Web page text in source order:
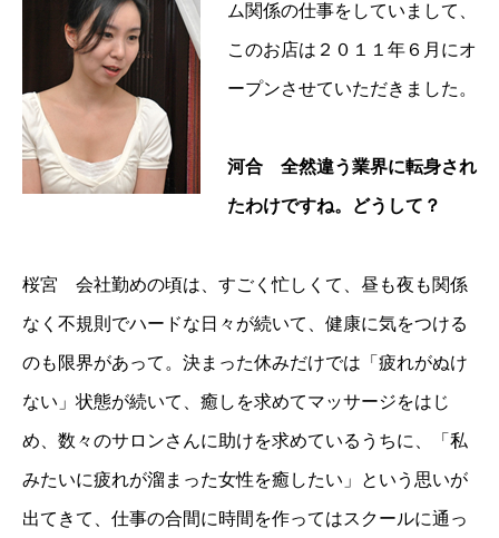
ム関係の仕事をしていまして、
このお店は２０１１年６月にオ
ープンさせていただきました。
河合 全然違う業界に転身され
たわけですね。どうして？
桜宮 会社勤めの頃は、すごく忙しくて、昼も夜も関係
なく不規則でハードな日々が続いて、健康に気をつける
のも限界があって。決まった休みだけでは「疲れがぬけ
ない」状態が続いて、癒しを求めてマッサージをはじ
め、数々のサロンさんに助けを求めているうちに、「私
みたいに疲れが溜まった女性を癒したい」という思いが
出てきて、仕事の合間に時間を作ってはスクールに通っ